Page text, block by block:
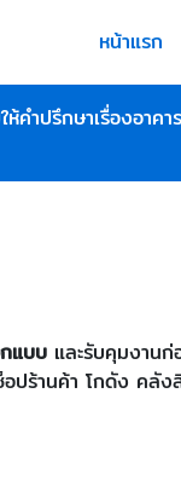
หน้าแรก
ห้คำปรึกษาเรื่องอาค
แบบ และรับคุมงาน
ปร้านค้า โกดัง คลัง